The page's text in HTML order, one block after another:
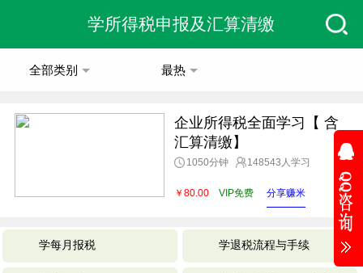
学所得税申报及汇算清缴
全部类别 最热
企业所得税全面学习【 含
汇算清缴】
1050分钟 148543人学习
￥80.00 VIP免费 分享赚米
学每月报税 学退税流程与手续